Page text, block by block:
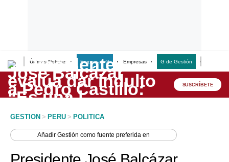
Últimas Noticias Empresas G Empresas G de Gestión
Lo último
Peru Quiosco SUSCRÍBETE
GESTION > PERU > POLITICA
AñadirGestión como fuente preferida en